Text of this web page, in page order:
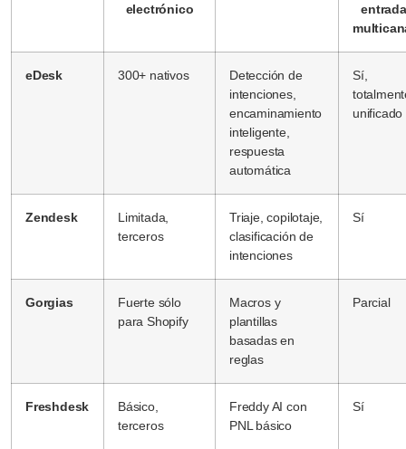
electrónico
entrada
eDesk 300+ nativos
Detección de
intenciones,
encaminamiento
inteligente,
respuesta
automática
Sí,
unificado
Zendesk
Limitada,
terceros
Triaje, copilotaje,
clasificación de
intenciones
Sí
Gorgias
Fuerte sólo
para Shopify
Macros y
plantillas
basadas en
reglas
Parcial
Freshdesk
Básico,
terceros
Freddy AI con
PNL básico
Sí